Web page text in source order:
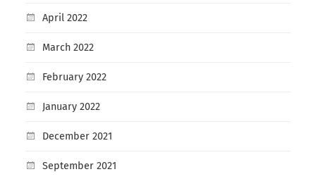
April 2022
March 2022
February 2022
January 2022
December 2021
September 2021